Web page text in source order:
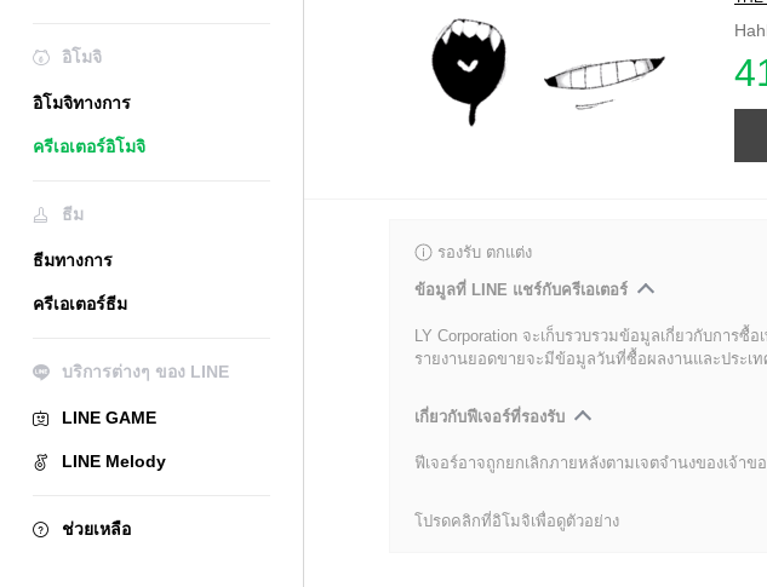
อิโมจิ
อิโมจิทางการ
ครีเอเตอร์อิโมจิ
ธีม
ธีมทางการ
ครีเอเตอร์ธีม
บริการต่างๆ ของ LINE
LINE GAME
LINE Melody
ช่วยเหลือ
รองรับ ตกแต่ง
ข้อมูลที่ LINE แชร์กับครีเอเตอร์
LY Corporation จะเก็บรวบรวมข้อมูลเกี่ยวกับการซื้
รายงานยอดขายจะมีข้อมูลวันที่ซื้อผลงานและประ
เกี่ยวกับฟีเจอร์ที่รองรับ
ฟีเจอร์อาจถูกยกเลิกภายหลังตามเจตจำนงของเจ้าข
โปรดคลิกที่อิโมจิเพื่อดูตัวอย่าง